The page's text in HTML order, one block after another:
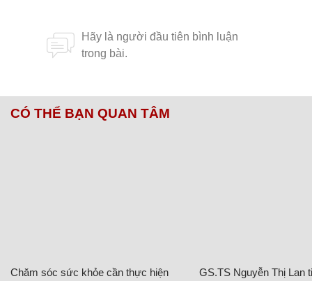
CÓ THỂ BẠN QUAN TÂM
Chăm sóc sức khỏe cần thực hiện GS.TS Nguyễn Thị Lan